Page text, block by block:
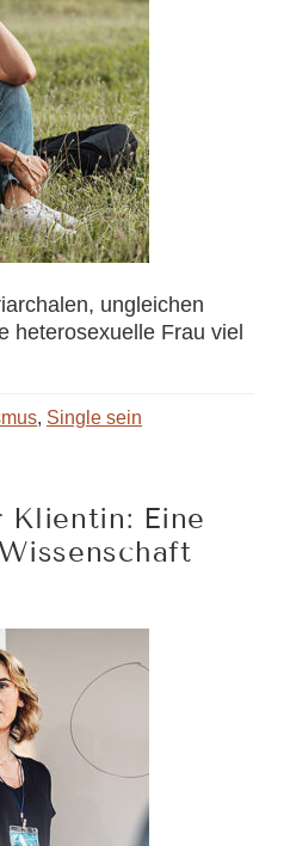
ungleichen
heterosexuelle Frau viel
, Single sein
Klientin: Eine